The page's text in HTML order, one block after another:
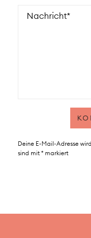
Deine E-Mail-Adresse
sind mit *markiert